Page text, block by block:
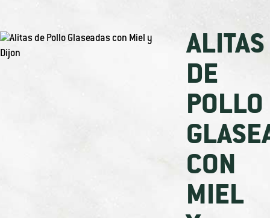
ALITAS
DE
POLLO
CON
MIEL